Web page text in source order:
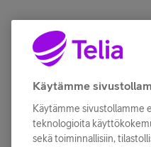
Käytämme
Käytämme sivustollamme
teknologioita
sekä toiminnallisiin,